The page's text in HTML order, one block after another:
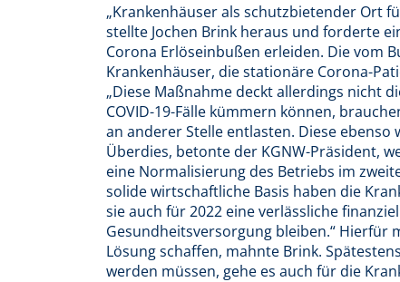
„Krankenhäuser als schutzbietender Ort
stellte Jochen Brink heraus und forderte
Corona Erlöseinbußen erleiden. Die vom
Krankenhäuser, die stationäre Corona-
„Diese Maßnahme deckt allerdings nicht
COVID-19-Fälle kümmern können,
an anderer Stelle entlasten. Diese
Überdies, betonte der KGNW-Präsident,
eine Normalisierung des Betriebs im
solide wirtschaftliche Basis haben die
sie auch für 2022 eine verlässliche
Gesundheitsversorgung bleiben.“ Hierfür
Lösung schaffen, mahnte Brink.
werden müssen, gehe es auch für die